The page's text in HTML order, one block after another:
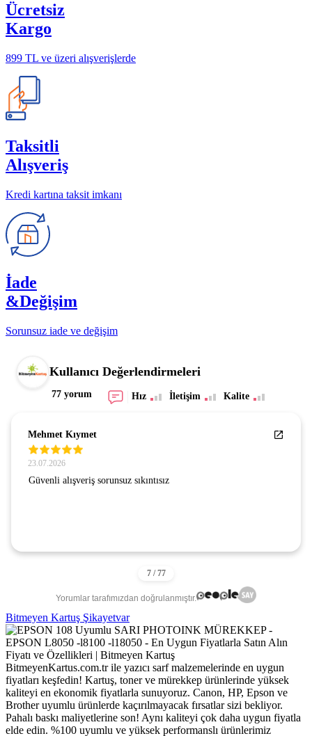
Ücretsiz
Kargo
899 TL ve üzeri alışverişlerde
Taksitli
Alışveriş
Kredi kartına taksit imkanı
İade
&Değişim
Sorunsuz iade ve değişim
Kullanıcı Değerlendirmeleri
77 yorum Hız İletişim Kalite
Mehmet Kıymet
23.07.2026
Güvenli alışveriş sorunsuz sıkıntısız
Yorumlar tarafımızdan doğrulanmıştır.
Bitmeyen Kartuş Şikayetvar
BitmeyenKartus.com.tr ile yazıcı sarf malzemelerinde en uygun
fiyatları keşfedin! Kartuş, toner ve mürekkep ürünlerinde yüksek
kaliteyi en ekonomik fiyatlarla sunuyoruz. Canon, HP, Epson ve
Brother uyumlu ürünlerde kaçırılmayacak fırsatlar sizi bekliyor.
Pahalı baskı maliyetlerine son! Aynı kaliteyi çok daha uygun fiyatla
elde edin. %100 uyumlu ve yüksek performanslı ürünlerimiz